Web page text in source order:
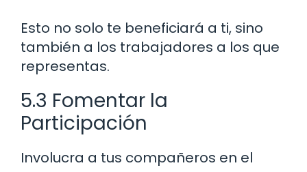
Esto no solo te beneficiará a ti, sino
también a los trabajadores a los que
representas.
5.3 Fomentar la
Participación
Involucra a tus compañeros en el